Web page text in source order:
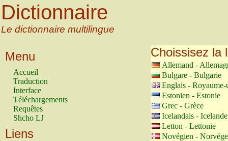
Dictionnaire
Le dictionnaire multilingue
Menu
Accueil
Traduction
Interface
Téléchargements
Requêtes
Shcho LJ
Liens
Choissisez la
Allemand -
Bulgare - Bulgarie
Englais - Royaume-
Estonien - Estonie
Grec - Grèce
Icelandais - Icelande
Letton - Lettonie
Novégien - Norvége